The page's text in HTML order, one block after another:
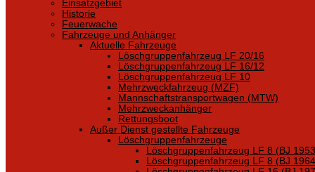
Einsatzgebiet
Historie
Feuerwache
Fahrzeuge und Anhänger
Aktuelle Fahrzeuge
Löschgruppenfahrzeug LF 20/16
Löschgruppenfahrzeug LF 16/12
Löschgruppenfahrzeug LF 10
Mehrzweckfahrzeug (MZF)
Mannschaftstransportwagen (MTW)
Mehrzweckanhänger
Rettungsboot
Außer Dienst gestellte Fahrzeuge
Löschgruppenfahrzeuge
Löschgruppenfahrzeug LF 8 (BJ
Löschgruppenfahrzeug LF 8 (BJ